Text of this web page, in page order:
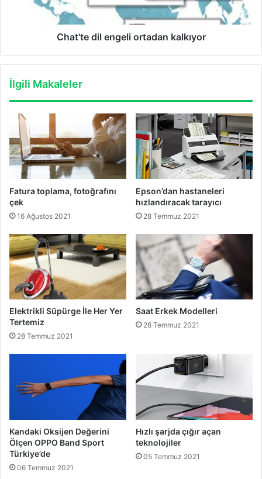
Chat'te dil engeli ortadan kalkıyor
İlgili Makaleler
Fatura toplama, fotoğrafını
çek
16 Ağustos 2021
Epson’dan hastaneleri
hızlandıracak tarayıcı
28 Temmuz 2021
Elektrikli Süpürge İle Her Yer
Tertemiz
28 Temmuz 2021
Saat Erkek Modelleri
28 Temmuz 2021
Kandaki Oksijen Değerini
Ölçen OPPO Band Sport
Türkiye’de
06 Temmuz 2021
Hızlı şarjda çığır açan
teknolojiler
05 Temmuz 2021